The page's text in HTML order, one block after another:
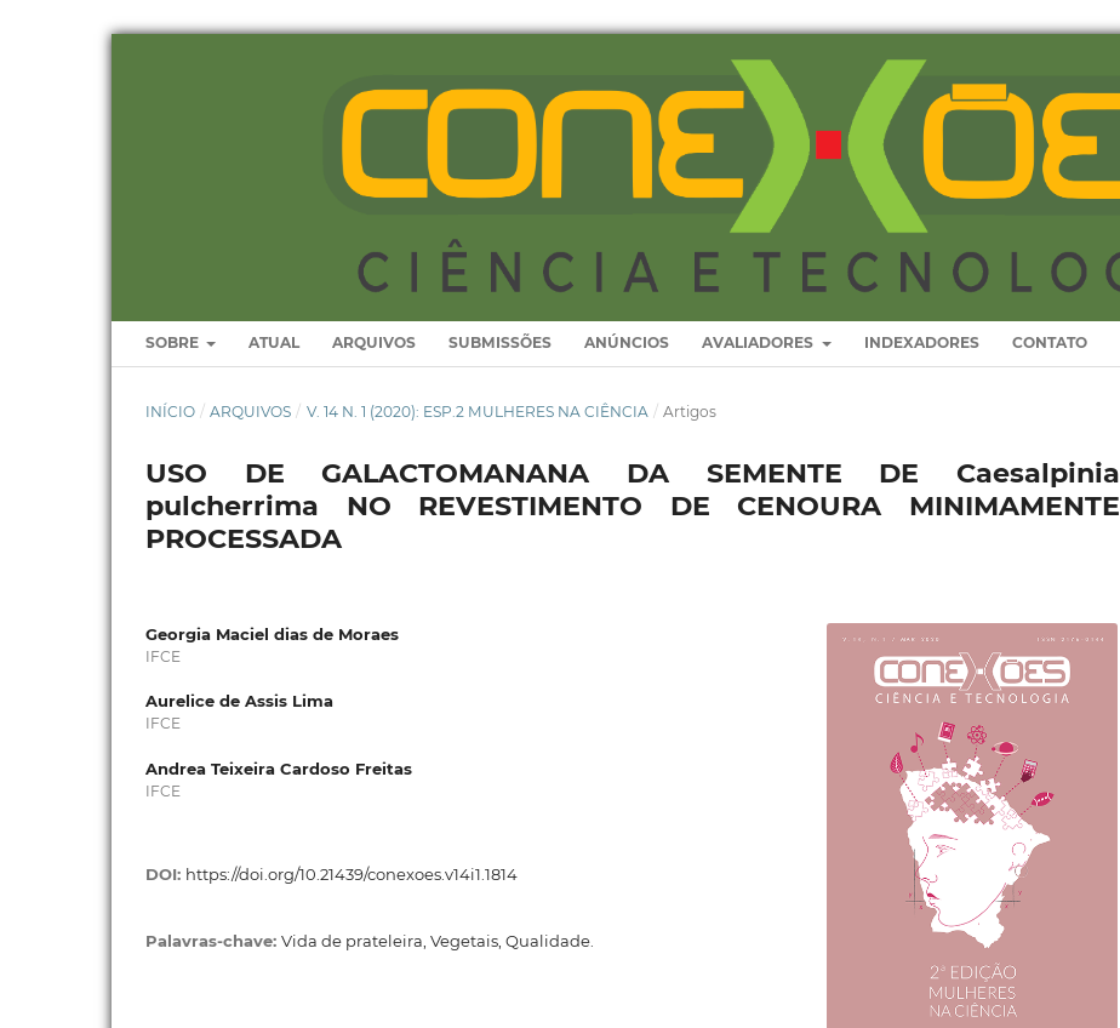
SOBRE ATUAL ARQUIVOS SUBMISSÕES ANÚNCIOS AVALIADORES INDEXADORES CONTATO
INÍCIO / ARQUIVOS / V. 14 N. 1 (2020): ESP.2 MULHERES NA CIÊNCIA / Artigos
USO DE GALACTOMANANA DA SEMENTE DE Caesalpinia
pulcherrima NO REVESTIMENTO DE CENOURA MINIMAMENTE
PROCESSADA
Georgia Maciel dias de Moraes
IFCE
Aurelice de Assis Lima
IFCE
Andrea Teixeira Cardoso Freitas
IFCE
DOI: https://doi.org/10.21439/conexoes.v14i1.1814
Palavras-chave: Vida de prateleira, Vegetais, Qualidade.